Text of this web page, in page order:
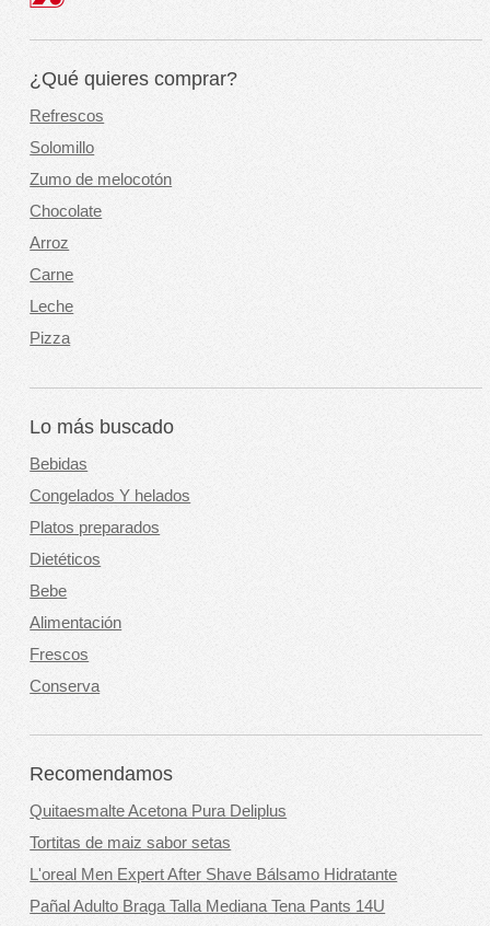
¿Qué quieres comprar?
Refrescos
Solomillo
Zumo de melocotón
Chocolate
Arroz
Carne
Leche
Pizza
Lo más buscado
Bebidas
Congelados Y helados
Platos preparados
Dietéticos
Bebe
Alimentación
Frescos
Conserva
Recomendamos
Quitaesmalte Acetona Pura Deliplus
Tortitas de maiz sabor setas
L'oreal Men Expert After Shave Bálsamo Hidratante
Pañal Adulto Braga Talla Mediana Tena Pants 14U